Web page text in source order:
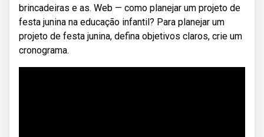
brincadeiras e as. Web — como planejar um projeto de
festa junina na educação infantil? Para planejar um
projeto de festa junina, defina objetivos claros, crie um
cronograma.